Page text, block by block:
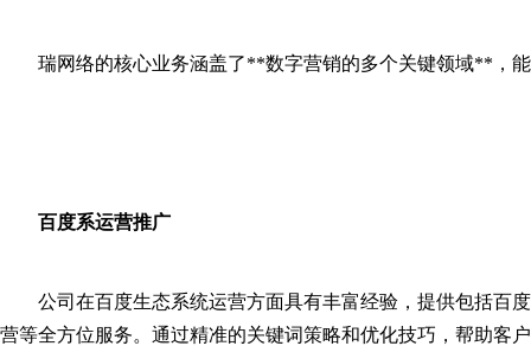
瑞网络的核心业务涵盖了**数字营销的多个关键领域**，
百度系运营推广
公司在百度生态系统运营方面具有丰富经验，提供包括百
营等全方位服务。通过精准的关键词策略和优化技巧，帮助客